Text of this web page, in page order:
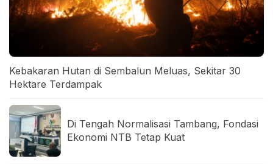
Kebakaran Hutan di Sembalun Meluas, Sekitar 30
Hektare Terdampak
Di Tengah Normalisasi Tambang, Fondasi
Ekonomi NTB Tetap Kuat